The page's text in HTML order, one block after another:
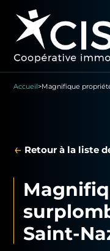
Accueil>Magnifique
← Retour à la liste
Saint-